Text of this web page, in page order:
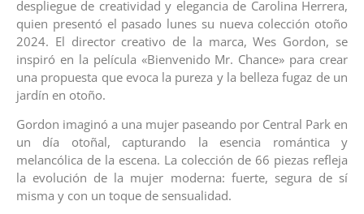
despliegue de creatividad y elegancia de Carolina Herrera,
quien presentó el pasado lunes su nueva colección otoño
2024. El director creativo de la marca, Wes Gordon, se
inspiró en la película «Bienvenido Mr. Chance» para crear
una propuesta que evoca la pureza y la belleza fugaz de un
jardín en otoño.
Gordon imaginó a una mujer paseando por Central Park en
un día otoñal, capturando la esencia romántica y
melancólica de la escena. La colección de 66 piezas refleja
la evolución de la mujer moderna: fuerte, segura de sí
misma y con un toque de sensualidad.